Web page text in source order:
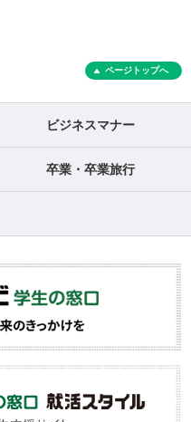
ページトップへ
ビジネスマナー
卒業・卒業旅行